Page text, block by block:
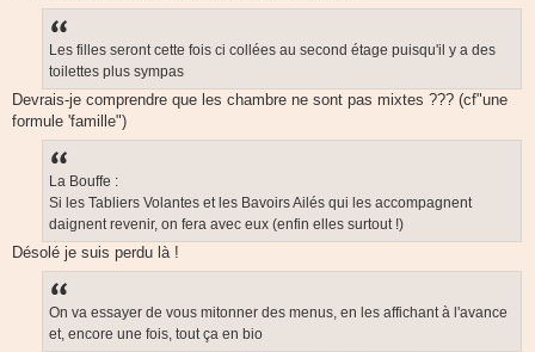
Les filles seront cette fois ci collées au second étage puisqu'il y a des
toilettes plus sympas
Devrais-je comprendre que les chambre ne sont pas mixtes ??? (cf"une
formule 'famille")
La Bouffe :
Si les Tabliers Volantes et les Bavoirs Ailés qui les accompagnent
daignent revenir, on fera avec eux (enfin elles surtout !)
Désolé je suis perdu là !
On va essayer de vous mitonner des menus, en les affichant à l'avance
et, encore une fois, tout ça en bio